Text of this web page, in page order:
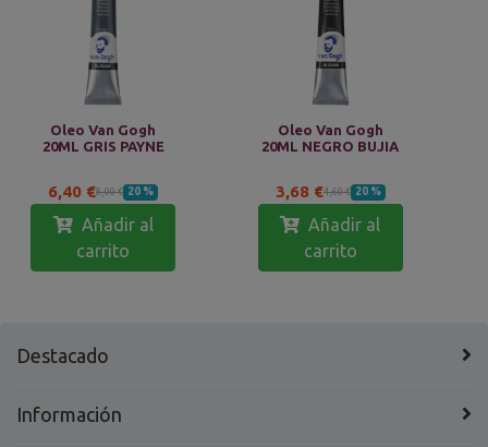
Oleo Van Gogh
20ML GRIS PAYNE
6,40 €8,00 € 20 %
Añadir al
carrito
Oleo Van Gogh
20ML NEGRO BUJIA
3,68 €4,60 € 20 %
Añadir al
carrito
Destacado
Información